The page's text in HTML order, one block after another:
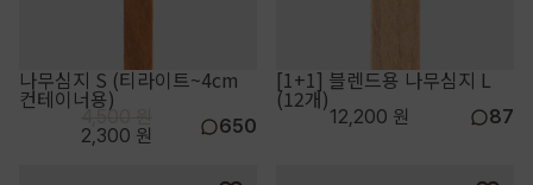
나무심지 S (티라이트~4cm
컨테이너용)
4,500 원
2,300 원
650
[1+1] 블렌드용 나무심지 L
(12개)
12,200 원 87